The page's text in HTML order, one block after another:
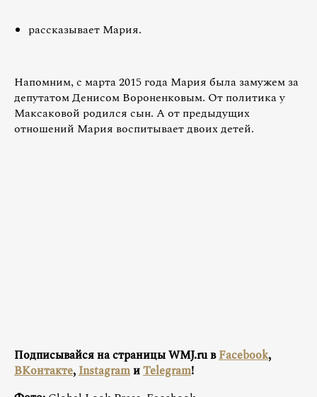
рассказывает Мария.
Напомним, с марта 2015 года Мария была замужем за
депутатом Денисом Вороненковым. От политика у
Максаковой родился сын. А от предыдущих
отношений Мария воспитывает двоих детей.
Подписывайся на страницы WMJ.ru вFacebook,
ВКонтакте,InstagramиTelegram!